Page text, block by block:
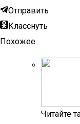
Отправить
Класснуть
Похожее
Читайте